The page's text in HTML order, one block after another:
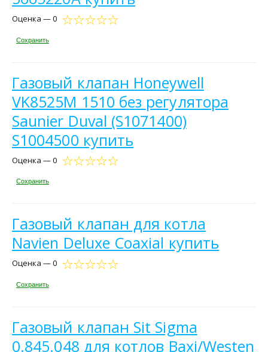
Оценка — 0
Сохранить
Газовый клапан Honeywell
VK8525M 1510 без регулятора
Saunier Duval (S1071400)
S1004500 купить
Оценка — 0
Сохранить
Газовый клапан для котла
Navien Deluxe Coaxial купить
Оценка — 0
Сохранить
Газовый клапан Sit Sigma
0.845.048 для котлов Baxi/Westen